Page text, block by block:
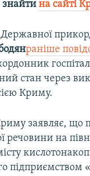
на сайті
раніше
стан через
Криму.
заявляє, що
речовини на
підприємством